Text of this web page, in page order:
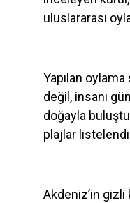
uluslararası
Yapılan
değil, insanı
doğayla
plajlar
Akdeniz’in gizli